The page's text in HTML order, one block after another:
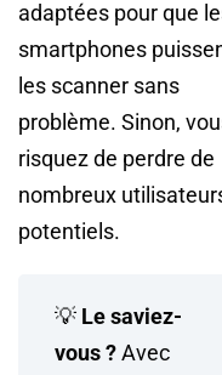
adaptées pour que
smartphones
les scanner sans
problème. Sinon,
risquez de perdre de
nombreux
potentiels.
💡 Le saviez-
vous ?Avec